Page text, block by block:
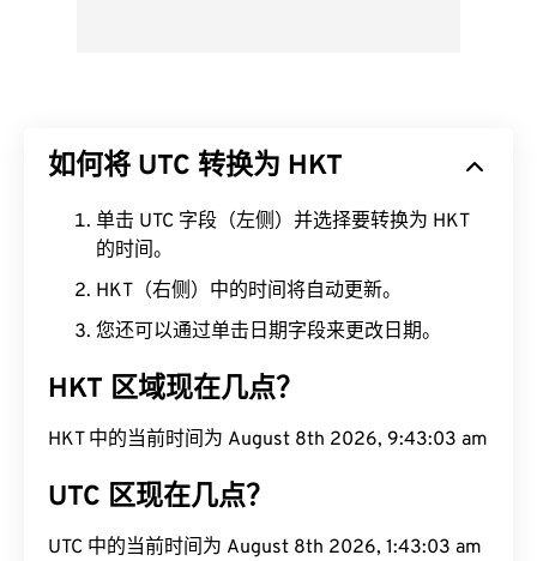
如何将 UTC 转换为 HKT
单击 UTC 字段（左侧）并选择要转换为 HKT
的时间。
HKT（右侧）中的时间将自动更新。
您还可以通过单击日期字段来更改日期。
HKT 区域现在几点？
HKT 中的当前时间为 August 8th 2026, 9:43:04 am
UTC 区现在几点？
UTC 中的当前时间为 August 8th 2026, 1:43:04 am